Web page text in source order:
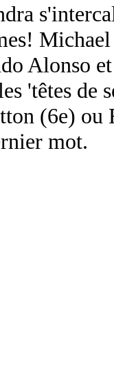
Alonso
'têtes de
(6e)
mot.